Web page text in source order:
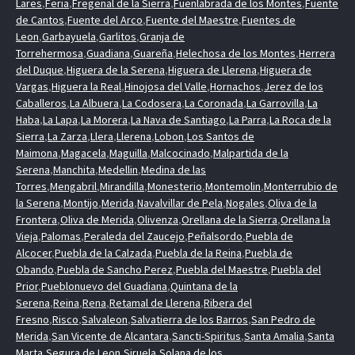
Lares,Feria,Fregenal de la Sierra,Fuenlabrada de los Montes,Fuente
de Cantos,Fuente del Arco,Fuente del Maestre,Fuentes de
Leon,Garbayuela,Garlitos,Granja de
Torrehermosa,Guadiana,Guareña,Helechosa de los Montes,Herrera
del Duque,Higuera de la Serena,Higuera de Llerena,Higuera de
Vargas,Higuera la Real,Hinojosa del Valle,Hornachos,Jerez de los
Caballeros,La Albuera,La Codosera,La Coronada,La Garrovilla,La
Haba,La Lapa,La Morera,La Nava de Santiago,La Parra,La Roca de la
Sierra,La Zarza,Llera,Llerena,Lobon,Los Santos de
Maimona,Magacela,Maguilla,Malcocinado,Malpartida de la
Serena,Manchita,Medellin,Medina de las
Torres,Mengabril,Mirandilla,Monesterio,Montemolin,Monterrubio de
la Serena,Montijo,Merida,Navalvillar de Pela,Nogales,Oliva de la
Frontera,Oliva de Merida,Olivenza,Orellana de la Sierra,Orellana la
Vieja,Palomas,Peraleda del Zaucejo,Peñalsordo,Puebla de
Alcocer,Puebla de la Calzada,Puebla de la Reina,Puebla de
Obando,Puebla de Sancho Perez,Puebla del Maestre,Puebla del
Prior,Pueblonuevo del Guadiana,Quintana de la
Serena,Reina,Rena,Retamal de Llerena,Ribera del
Fresno,Risco,Salvaleon,Salvatierra de los Barros,San Pedro de
Merida,San Vicente de Alcantara,Sancti-Spiritus,Santa Amalia,Santa